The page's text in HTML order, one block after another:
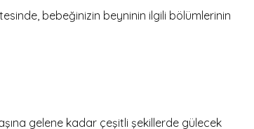
bebeğinizin beyninin ilgili bölümlerinin
gelene kadar çeşitli şekillerde gülecek